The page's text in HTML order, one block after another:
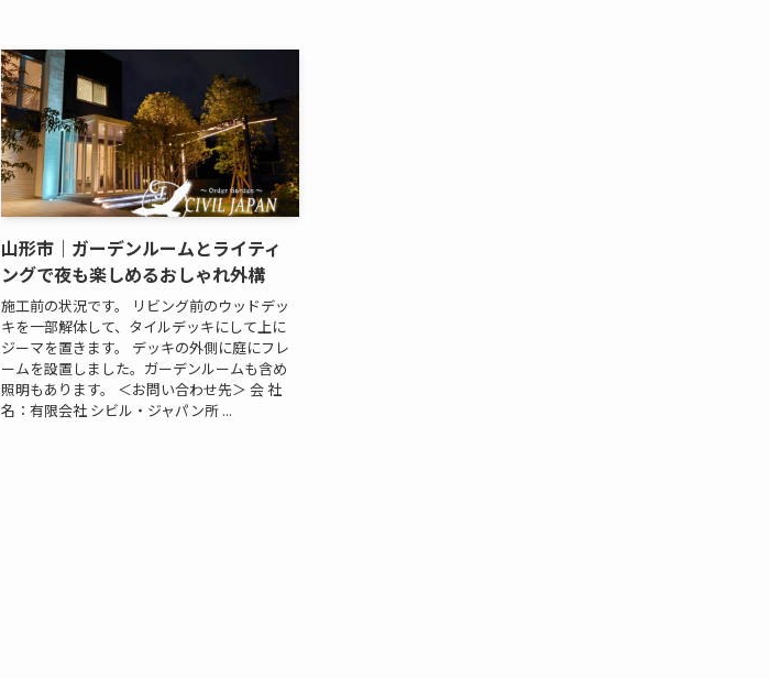
山形市｜ガーデンルームとライティ
ングで夜も楽しめるおしゃれ外構
施工前の状況です。 リビング前のウッドデッ
キを一部解体して、タイルデッキにして上に
ジーマを置きます。 デッキの外側に庭にフレ
ームを設置しました。ガーデンルームも含め
照明もあります。 ＜お問い合わせ先＞ 会 社
名：有限会社 シビル・ジャパン所 ...